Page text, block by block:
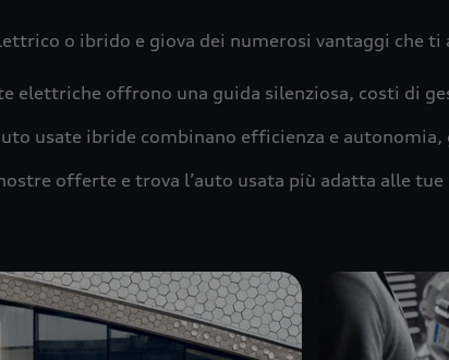
o ibrido e giova dei numerosi vantaggi che ti
elettriche offrono una guida silenziosa, costi di
usate ibride combinano efficienza e
offerte e trova l’auto usata più adatta alle tue